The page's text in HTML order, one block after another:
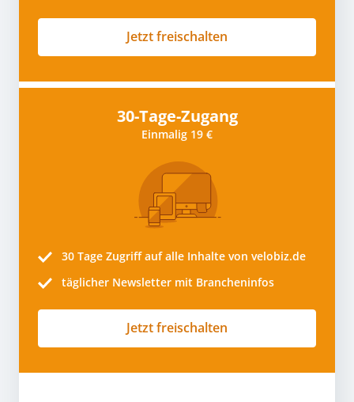
Jetzt freischalten
30-Tage-Zugang
Einmalig 19 €
30 Tage Zugriff auf alle Inhalte von velobiz.de
täglicher Newsletter mit Brancheninfos
Jetzt freischalten